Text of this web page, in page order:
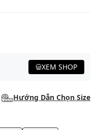
XEM SHOP
Hướng Dẫn Chọn Size